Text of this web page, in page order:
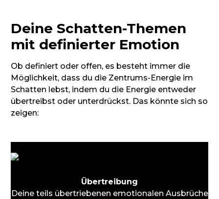
Deine Schatten-Themen
mit definierter Emotion
Ob definiert oder offen, es besteht immer die
Möglichkeit, dass du die Zentrums-Energie im
Schatten lebst, indem du die Energie entweder
übertreibst oder unterdrückst. Das könnte sich so
zeigen:
Übertreibung
Deine teils übertriebenen emotionalen Ausbrüche